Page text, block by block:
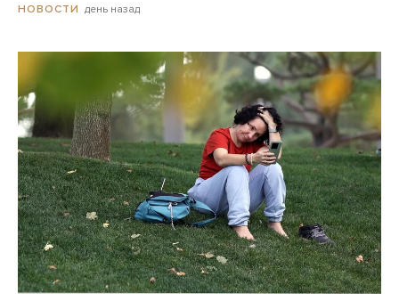
НОВОСТИ день назад